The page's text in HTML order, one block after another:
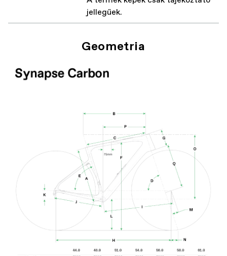
jellegűek.
Geometria